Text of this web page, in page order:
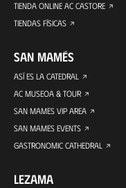
TIENDA ONLINE AC CASTORE
TIENDAS FÍSICAS
SAN MAMÉS
ASÍ ES LA CATEDRAL
AC MUSEOA & TOUR
SAN MAMES VIP AREA
SAN MAMES EVENTS
GASTRONOMIC CATHEDRAL
LEZAMA